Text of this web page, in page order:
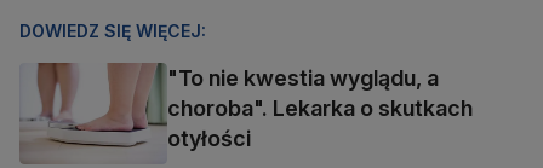
DOWIEDZ SIĘ WIĘCEJ:
"To nie kwestia wyglądu, a
choroba". Lekarka o skutkach
otyłości